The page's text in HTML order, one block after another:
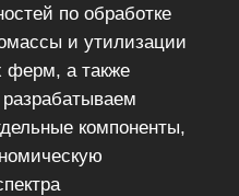
по обработке
и утилизации
ферм, а также
компоненты,